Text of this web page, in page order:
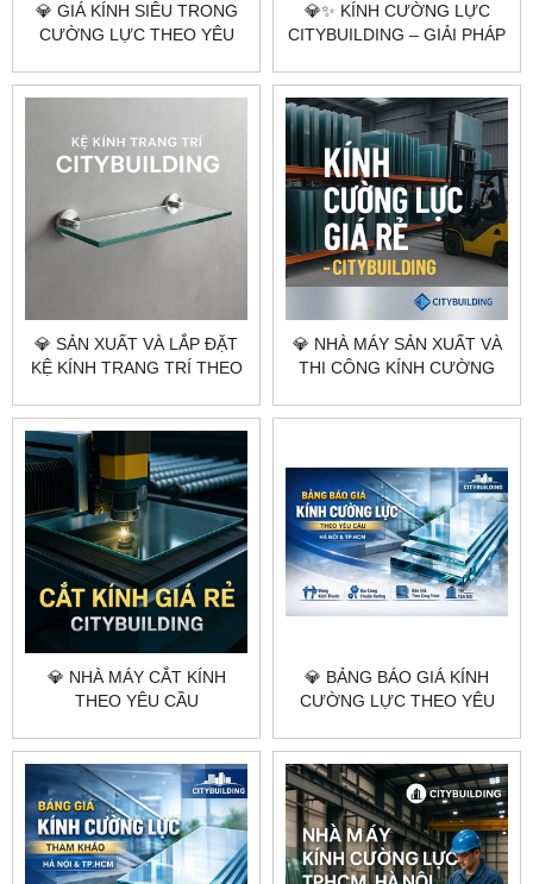
💎 GIÁ KÍNH SIÊU TRONG
CƯỜNG LỰC THEO YÊU
TP.HCM
💎✨ KÍNH CƯỜNG LỰC
CITYBUILDING – GIẢI PHÁP
CHO KHÔNG GIAN HIỆN
ĐẠI ✨💎
💎 SẢN XUẤT VÀ LẮP ĐẶT
KỆ KÍNH TRANG TRÍ THEO
💎 NHÀ MÁY SẢN XUẤT VÀ
THI CÔNG KÍNH CƯỜNG
CITYBUILDING
💎 NHÀ MÁY CẮT KÍNH
THEO YÊU CẦU
TP.HCM
💎 BẢNG BÁO GIÁ KÍNH
CƯỜNG LỰC THEO YÊU
TP.HCM